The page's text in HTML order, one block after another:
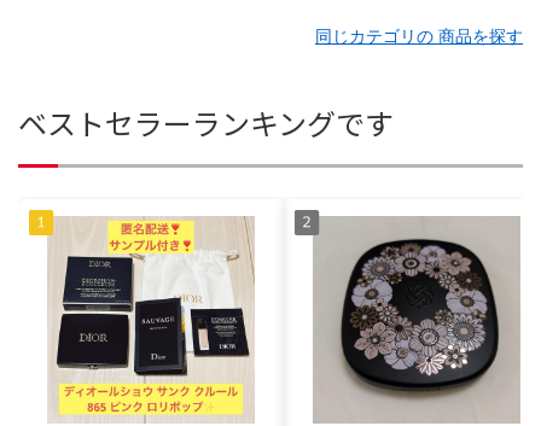
同じカテゴリの 商品を探す
ベストセラーランキングです